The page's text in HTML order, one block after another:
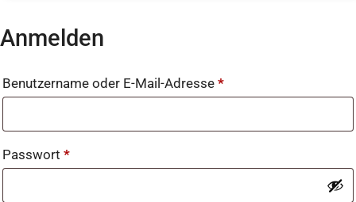
Anmelden
Benutzername oder E-Mail-Adresse *
Passwort *